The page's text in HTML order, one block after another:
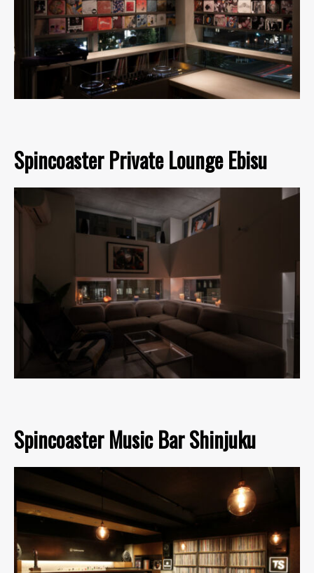
Spincoaster Private Lounge Ebisu
Spincoaster Music Bar Shinjuku